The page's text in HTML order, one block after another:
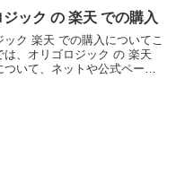
ック の 楽天 での購入
ック 楽天 での購入についてこ
は、オリゴロジック の 楽天
ついて、ネットや公式ペー